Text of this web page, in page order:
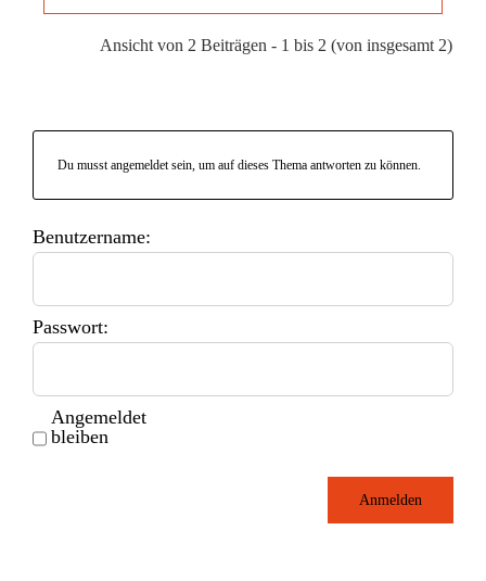
Ansicht von 2 Beiträgen - 1 bis 2 (von insgesamt 2)
Du musst angemeldet sein, um auf dieses Thema antworten zu können.
Benutzername:
Passwort:
Angemeldet
bleiben
Anmelden